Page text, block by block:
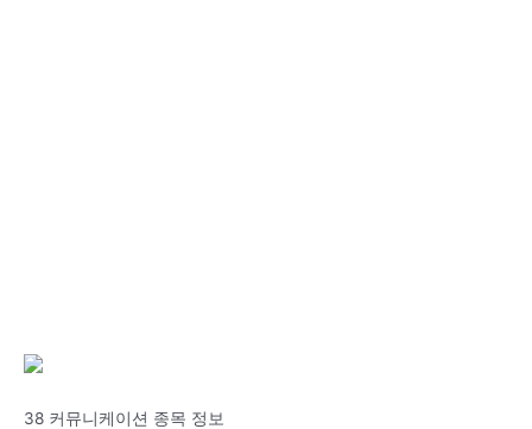
38 커뮤니케이션 종목 정보